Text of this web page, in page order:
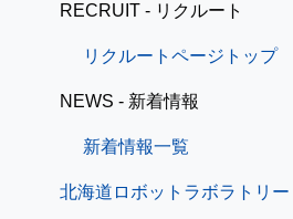
RECRUIT - リクルート
リクルートページトップ
NEWS - 新着情報
新着情報一覧
北海道ロボットラボラトリー